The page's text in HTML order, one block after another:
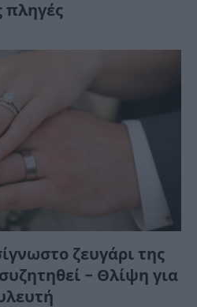
πληγές
ζευγάρι της
– Θλίψη για